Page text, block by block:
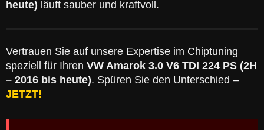
heute) läuft sauber und kraftvoll.
Vertrauen Sie auf unsere Expertise im Chiptuning
speziell für Ihren VW Amarok 3.0 V6 TDI 224 PS (2H
– 2016 bis heute). Spüren Sie den Unterschied –
JETZT!